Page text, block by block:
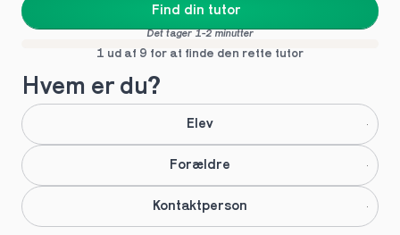
Find din tutor
Det tager 1-2 minutter
1 ud af 9 for at finde den rette tutor
Hvem er du?
Elev
Forældre
Kontaktperson